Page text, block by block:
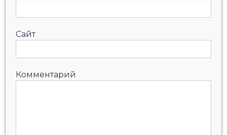
Сайт
Комментарий